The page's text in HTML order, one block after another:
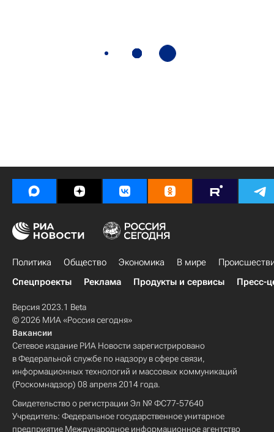
Политика Общество Экономика В мире
Спецпроекты
Реклама Продукты и сервисы Пресс-
Версия 2023.1 Beta
© 2026 МИА «Россия сегодня»
Вакансии
Сетевое издание РИА Новости зарегистрировано
в Федеральной службе по надзору в сфере связи,
информационных технологий и массовых коммуникаций
(Роскомнадзор) 08 апреля 2014 года.
Свидетельство о регистрации Эл № ФС77-57640
Учредитель: Федеральное государственное унитарное
предприятие Международное информационное агентство